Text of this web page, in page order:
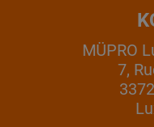
MÜPRO
7,